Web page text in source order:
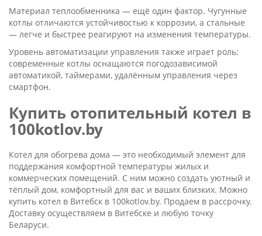
Материал теплообменника — ещё один фактор. Чугунные
котлы отличаются устойчивостью к коррозии, а стальные
— легче и быстрее реагируют на изменения температуры.
Уровень автоматизации управления также играет роль:
современные котлы оснащаются погодозависимой
автоматикой, таймерами, удалённым управления через
смартфон.
Купить отопительный котел в
100kotlov.by
Котел для обогрева дома — это необходимый элемент для
поддержания комфортной температуры жилых и
коммерческих помещений. С ним можно создать уютный и
тёплый дом, комфортный для вас и ваших близких. Можно
купить котел в Витебск в 100kotlov.by. Продаем в рассрочку.
Доставку осуществляем в Витебске и любую точку
Беларуси.